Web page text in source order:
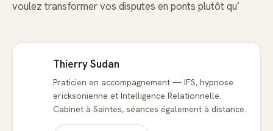
voulez transformer vos disputes en ponts plutôt qu’
Thierry Sudan
Praticien en accompagnement — IFS, hypnose
ericksonienne et Intelligence Relationnelle.
Cabinet à Saintes, séances également à distance.